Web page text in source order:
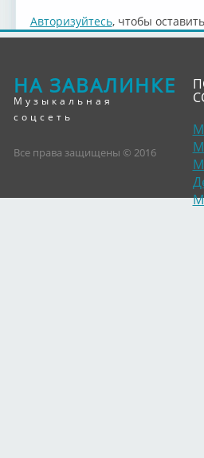
Авторизуйтесь, чтобы
НА ЗАВАЛИНКЕ
Музыкальная
соцсеть
Все права защищены © 2016